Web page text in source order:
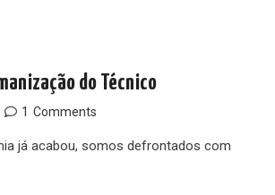
do Técnico
1 Comments
já acabou, somos defrontados com